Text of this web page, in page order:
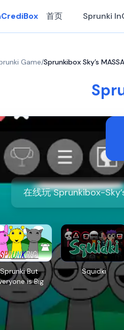
首页 Sprunki
Game/Sprunkibox Sky’s
在线玩 Sprunkibox-
Sprunki But
is Big
Squidki